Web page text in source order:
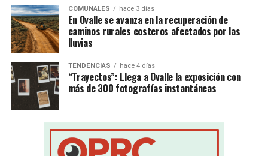
COMUNALES hace 3 días
En Ovalle se avanza en la recuperación de
caminos rurales costeros afectados por las
lluvias
TENDENCIAS hace 4 días
“Trayectos”: Llega a Ovalle la exposición con
más de 300 fotografías instantáneas